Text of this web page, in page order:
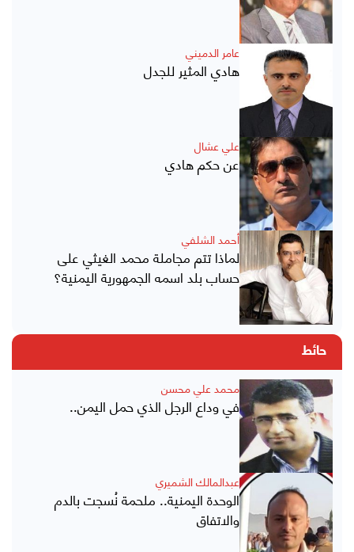
عامر الدميني
هادي المثير للجدل
علي عشال
عن حكم هادي
أحمد الشلفي
لماذا تتم مجاملة محمد الغيثي على
حساب بلد اسمه الجمهورية اليمنية؟
حائط
محمد علي محسن
في وداع الرجل الذي حمل اليمن..
عبدالمالك الشميري
الوحدة اليمنية.. ملحمة نُسجت بالدم
والاتفاق